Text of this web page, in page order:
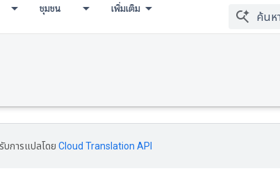
ชุมชน เพิ่มเติม
บการแปลโดย Cloud Translation API